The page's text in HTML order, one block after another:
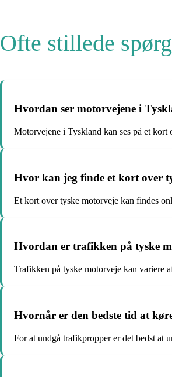
Ofte stillede
Hvordan ser motorvejene i
Motorvejene i Tyskland kan ses på et
Hvor kan jeg finde et kort over
Et kort over tyske motorveje kan findes
Hvordan er trafikken på tyske
Trafikken på tyske motorveje kan variere
Hvornår er den bedste tid at
For at undgå trafikpropper er det bedst at